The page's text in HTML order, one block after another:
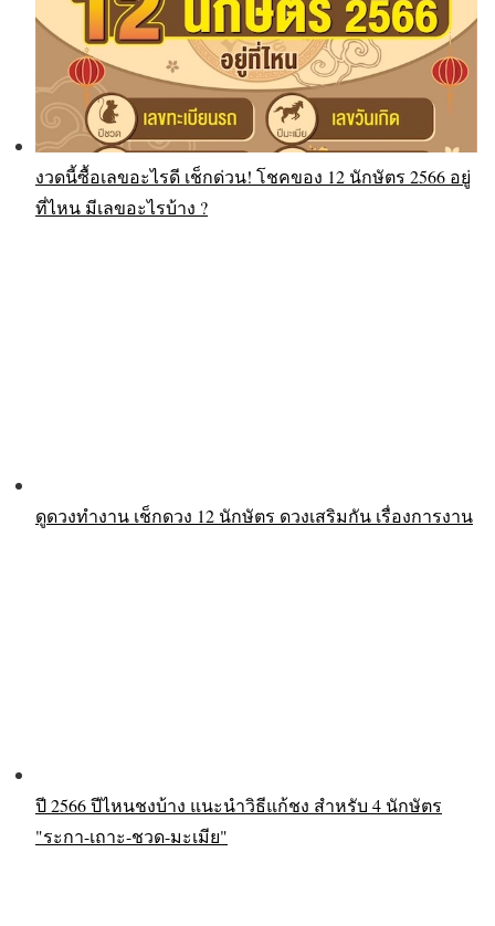
งวดนี้ซื้อเลขอะไรดี เช็กด่วน! โชคของ 12 นักษัตร 2566 อยู่
ที่ไหน มีเลขอะไรบ้าง ?
ดูดวงทำงาน เช็กดวง 12 นักษัตร ดวงเสริมกัน เรื่องการงาน
ปี 2566 ปีไหนชงบ้าง แนะนำวิธีแก้ชง สำหรับ 4 นักษัตร
"ระกา-เถาะ-ชวด-มะเมีย"